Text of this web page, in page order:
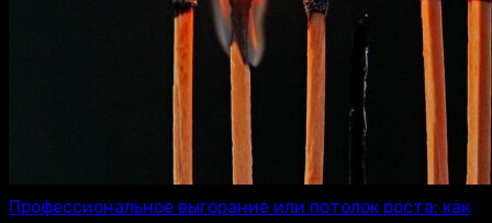
Профессиональное выгорание или потолок роста: как